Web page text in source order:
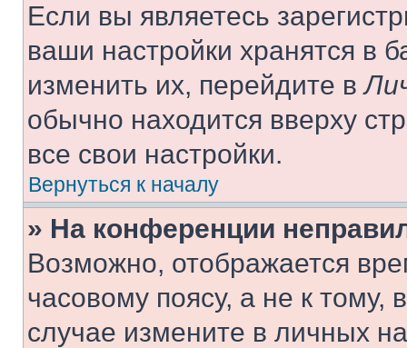
Если вы являетесь
ваши настройки хранятся в
изменить их, перейдите в
обычно находится вверху
все свои настройки.
Вернуться к началу
» На конференции
Возможно, отображается
часовому поясу, а не к тому,
случае измените в личных